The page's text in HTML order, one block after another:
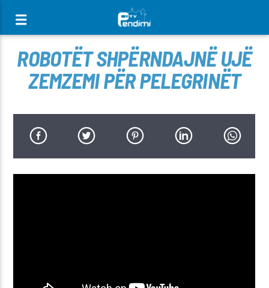
ROBOTËT SHPËRNDAJNË UJË
ZEMZEMI PËR PELEGRINËT